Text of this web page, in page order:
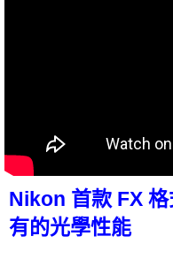
Nikon 首款 FX
有的光學性能